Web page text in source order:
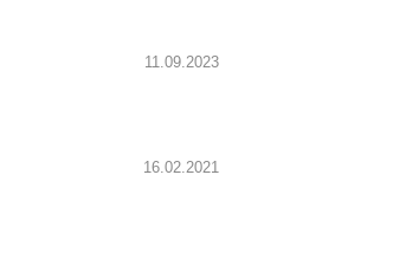
11.09.2023
16.02.2021